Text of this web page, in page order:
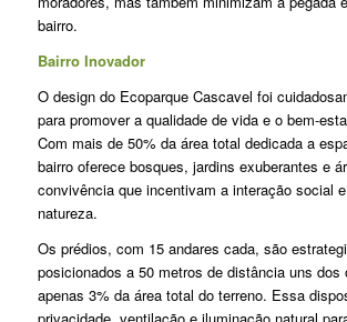
bairro.
Bairro Inovador
O design do Ecoparque Cascavel foi
para promover a qualidade de vida e o bem-
Com mais de 50% da área total dedicada a
bairro oferece bosques, jardins exuberantes e
convivência que incentivam a interação social
natureza.
Os prédios, com 15 andares cada, são
posicionados a 50 metros de distância uns dos
apenas 3% da área total do terreno. Essa